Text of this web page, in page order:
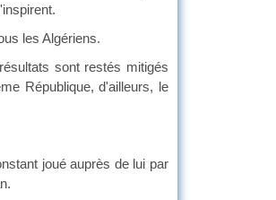
les Algériens.
sont restés mitigés
République, d'ailleurs, le
joué auprès de lui par